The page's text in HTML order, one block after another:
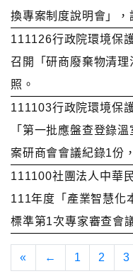
換專案制度說明會」，
111126行政院環境保
召開「研商廢棄物清
照。
111103行政院環境保
「第一批應盤查登錄
案研商會會議紀錄1份
111100社團法人中華
111年度「產業智慧化
標準第1次專家審查會
«
← 1 2 3